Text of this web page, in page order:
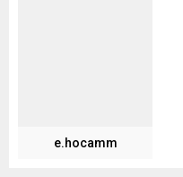
e.hocamm